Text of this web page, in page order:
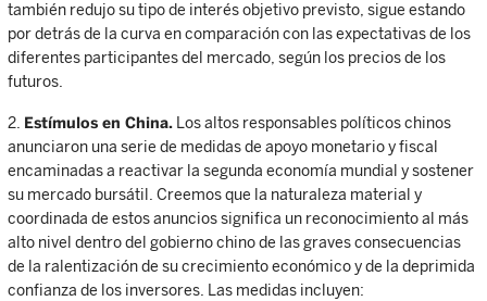
también redujo su tipo de interés objetivo previsto, sigue estando
por detrás de la curva en comparación con las expectativas de los
diferentes participantes del mercado, según los precios de los
futuros.
2. Estímulos en China. Los altos responsables políticos chinos
anunciaron una serie de medidas de apoyo monetario y fiscal
encaminadas a reactivar la segunda economía mundial y sostener
su mercado bursátil. Creemos que la naturaleza material y
coordinada de estos anuncios significa un reconocimiento al más
alto nivel dentro del gobierno chino de las graves consecuencias
de la ralentización de su crecimiento económico y de la deprimida
confianza de los inversores. Las medidas incluyen: